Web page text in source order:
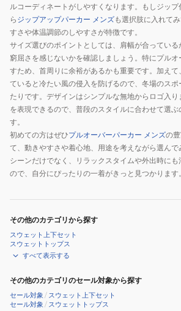
ルコーディネートがしやすくなります。もしジッ
ら ジップアップパーカー メンズも選択肢に入れて
すさや体温調節のしやすさが特徴です。
サイズ選びのポイントとしては、肩幅が合ってい
窮屈さを感じないかを確認しましょう。特にプル
すため、首周りに余裕があるかも重要です。加えて
ていると冷たい風の侵入を防げるので、冬場のス
たりです。デザインはシンプルな無地からロゴ入
を表現できるので、普段のスタイルに合わせて選
す。
初めての方はぜひプルオーバーパーカー メンズの
て、動きやすさや着心地、用途を考えながら選ん
シーンだけでなく、リラックスタイムや外出時に
ので、自分にぴったりの一着がきっと見つかります。
その他のカテゴリから探す
スウェット上下セット
スウェットトップス
すべて表示する
その他のカテゴリのセール対象から探す
セール対象 / スウェット上下セット
セール対象 / スウェットトップス